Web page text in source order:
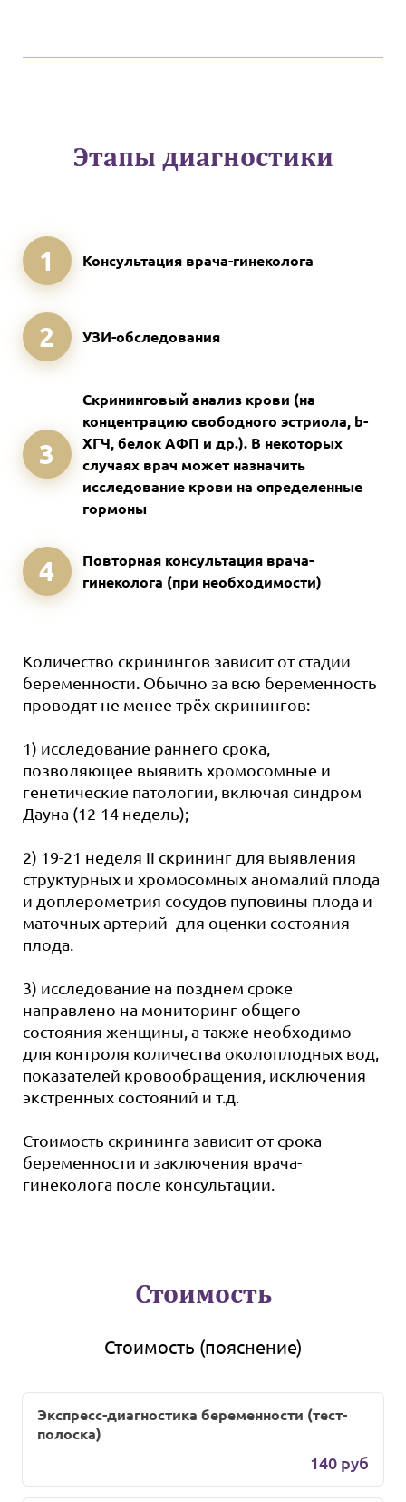
Этапы диагностики
1 Консультация врача-гинеколога
2 УЗИ-обследования
3
Скрининговый анализ крови (на
концентрацию свободного эстриола, b-
ХГЧ, белок АФП и др.). В некоторых
случаях врач может назначить
исследование крови на определенные
гормоны
4
Повторная консультация врача-
гинеколога (при необходимости)
Количество скринингов зависит от стадии
беременности. Обычно за всю беременность
проводят не менее трёх скринингов:
1) исследование раннего срока,
позволяющее выявить хромосомные и
генетические патологии, включая синдром
Дауна (12-14 недель);
2) 19-21 неделя II скрининг для выявления
структурных и хромосомных аномалий плода
и доплерометрия сосудов пуповины плода и
маточных артерий- для оценки состояния
плода.
3) исследование на позднем сроке
направлено на мониторинг общего
состояния женщины, а также необходимо
для контроля количества околоплодных вод,
показателей кровообращения, исключения
экстренных состояний и т.д.
Стоимость скрининга зависит от срока
беременности и заключения врача-
гинеколога после консультации.
Стоимость
Стоимость (пояснение)
Экспресс-диагностика беременности (тест-
полоска)
140 руб